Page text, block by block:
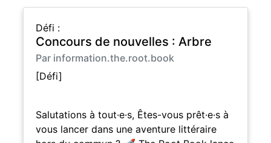
Défi :
Concours de nouvelles : Arbre
Par information.the.root.book
[Défi]
Salutations à tout·e·s, Êtes-vous prêt·e·s à
vous lancer dans une aventure littéraire